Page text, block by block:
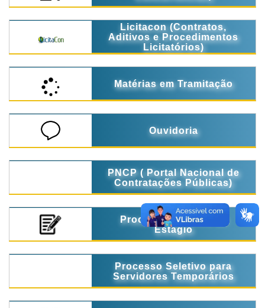
Licitacon (Contratos,
Aditivos e Procedimentos
Licitatórios)
Matérias em Tramitação
Ouvidoria
PNCP ( Portal Nacional de
Contratações Públicas)
Processo Seletivo de
Estágio
Processo Seletivo para
Servidores Temporários